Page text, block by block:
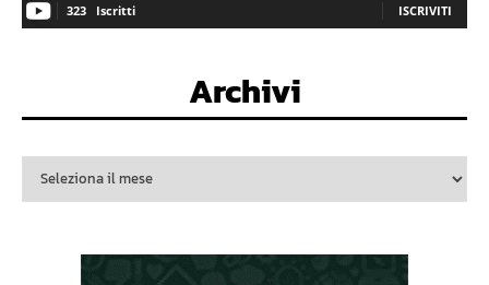
323 Iscritti ISCRIVITI
Archivi